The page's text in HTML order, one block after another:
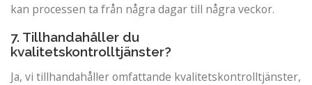
kan processen ta från några dagar till några veckor.
7. Tillhandahåller du
kvalitetskontrolltjänster?
Ja, vi tillhandahåller omfattande kvalitetskontrolltjänster,